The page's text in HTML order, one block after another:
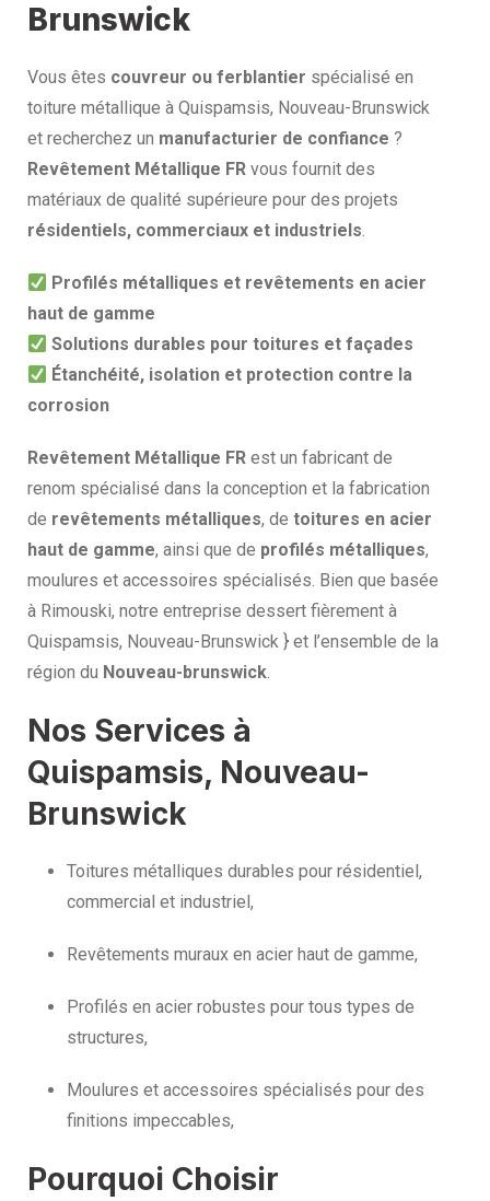
Brunswick
Vous êtes couvreur ou ferblantier spécialisé en
toiture métallique à Quispamsis, Nouveau-Brunswick
et recherchez un manufacturier de confiance ?
Revêtement Métallique FR vous fournit des
matériaux de qualité supérieure pour des projets
résidentiels, commerciaux et industriels.
Profilés métalliques et revêtements en acier
haut de gamme
Solutions durables pour toitures et façades
Étanchéité, isolation et protection contre la
corrosion
Revêtement Métallique FR est un fabricant de
renom spécialisé dans la conception et la fabrication
de revêtements métalliques, de toitures en acier
haut de gamme, ainsi que de profilés métalliques,
moulures et accessoires spécialisés. Bien que basée
à Rimouski, notre entreprise dessert fièrement à
Quispamsis, Nouveau-Brunswick } et l’ensemble de la
région du Nouveau-brunswick.
Nos Services à
Quispamsis, Nouveau-
Brunswick
Toitures métalliques durables pour résidentiel,
commercial et industriel,
Revêtements muraux en acier haut de gamme,
Profilés en acier robustes pour tous types de
structures,
Moulures et accessoires spécialisés pour des
finitions impeccables,
Pourquoi Choisir